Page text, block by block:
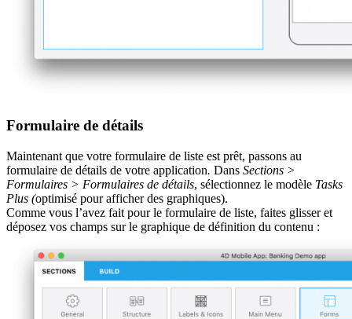
Formulaire de détails
Maintenant que votre formulaire de liste est prêt, passons au
formulaire de détails de votre application. Dans Sections >
Formulaires > Formulaires de détails, sélectionnez le modèle Tasks
Plus (optimisé pour afficher des graphiques).
Comme vous l’avez fait pour le formulaire de liste, faites glisser et
déposez vos champs sur le graphique de définition du contenu :